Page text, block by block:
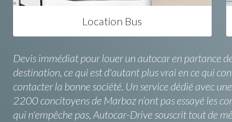
Location Bus
Devis immédiat pour louer un autocar en partance
destination, ce qui est d'autant plus vrai en ce qui
contacter la bonne société. Un service dédié avec
2200 concitoyens de Marboz n’ont pas essayé les
qui n'empêche pas, Autocar-Drive souscrit tout de